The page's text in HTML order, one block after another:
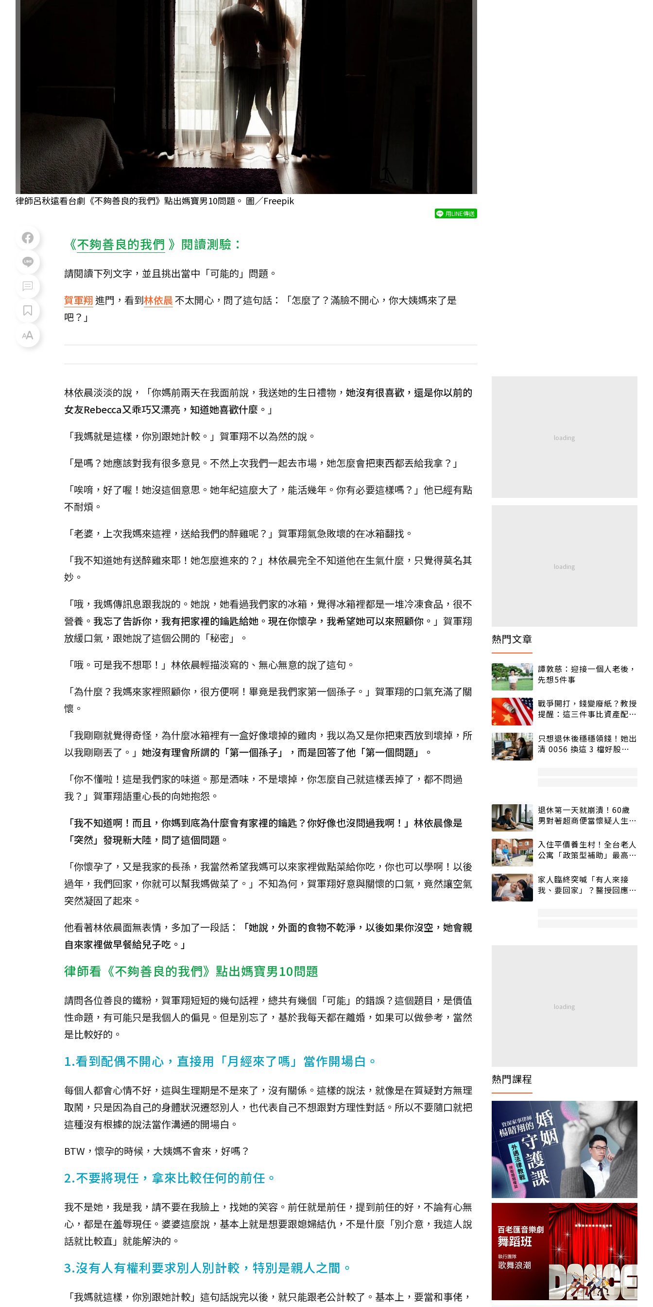
律師呂秋遠看台劇《不夠善良的我們》點出媽寶男10問題。 圖／Freepik
用LINE傳送
《不夠善良的我們 》閱讀測驗：
請閱讀下列文字，並且挑出當中「可能的」問題。
賀軍翔進門，看到林依晨不太開心，問了這句話：「怎麼了？滿臉不開心，你大姨媽來了是
吧？」
林依晨淡淡的說，「你媽前兩天在我面前說，我送她的生日禮物， 她沒有很喜歡，還是你以前的
女友Rebecca又乖巧又漂亮，知道她喜歡什麼。 」
「我媽就是這樣，你別跟她計較。」賀軍翔不以為然的說。
「是嗎？她應該對我有很多意見。不然上次我們一起去市場，她怎麼會把東西都丟給我拿？」
「唉唷，好了喔！她沒這個意思。她年紀這麼大了，能活幾年。你有必要這樣嗎？」他已經有點
不耐煩。
「老婆，上次我媽來這裡，送給我們的醉雞呢？」賀軍翔氣急敗壞的在冰箱翻找。
「我不知道她有送醉雞來耶！她怎麼進來的？」林依晨完全不知道他在生氣什麼，只覺得莫名其
妙。
「哦，我媽傳訊息跟我說的。她說，她看過我們家的冰箱，覺得冰箱裡都是一堆冷凍食品，很不
營養。 我忘了告訴你，我有把家裡的鑰匙給她。現在你懷孕，我希望她可以來照顧你。 」賀軍翔
放緩口氣，跟她說了這個公開的「秘密」。
「哦。可是我不想耶！」林依晨輕描淡寫的、無心無意的說了這句。
「為什麼？我媽來家裡照顧你，很方便啊！畢竟是我們家第一個孫子。」賀軍翔的口氣充滿了關
懷。
「我剛剛就覺得奇怪，為什麼冰箱裡有一盒好像壞掉的雞肉，我以為又是你把東西放到壞掉，所
以我剛剛丟了。」 她沒有理會所謂的「第一個孫子」，而是回答了他「第一個問題」。
「你不懂啦！這是我們家的味道。那是酒味，不是壞掉，你怎麼自己就這樣丟掉了，都不問過
我？」賀軍翔語重心長的向她抱怨。
「我不知道啊！而且，你媽到底為什麼會有家裡的鑰匙？你好像也沒問過我啊！」林依晨像是
「突然」發現新大陸，問了這個問題。
「你懷孕了，又是我家的長孫，我當然希望我媽可以來家裡做點菜給你吃，你也可以學啊！以後
過年，我們回家，你就可以幫我媽做菜了。」不知為何，賀軍翔好意與關懷的口氣，竟然讓空氣
突然凝固了起來。
他看著林依晨面無表情，多加了一段話：
「她說，外面的食物不乾淨，以後如果你沒空，她會親
自來家裡做早餐給兒子吃。」
律師看《不夠善良的我們》點出媽寶男10問題
請問各位善良的鐵粉，賀軍翔短短的幾句話裡，總共有幾個「可能」的錯誤？這個題目，是價值
性命題，有可能只是我個人的偏見。但是別忘了，基於我每天都在離婚，如果可以做參考，當然
是比較好的。
1.看到配偶不開心，直接用「月經來了嗎」當作開場白。
每個人都會心情不好，這與生理期是不是來了，沒有關係。這樣的說法，就像是在質疑對方無理
取鬧，只是因為自己的身體狀況遷怒別人，也代表自己不想跟對方理性對話。所以不要隨口就把
這種沒有根據的說法當作溝通的開場白。
BTW，懷孕的時候，大姨媽不會來，好嗎？
2.不要將現任，拿來比較任何的前任。
我不是她，我是我，請不要在我臉上，找她的笑容。前任就是前任，提到前任的好，不論有心無
心，都是在羞辱現任。婆婆這麼說，基本上就是想要跟媳婦結仇，不是什麼「別介意，我這人說
話就比較直」就能解決的。
3.沒有人有權利要求別人別計較，特別是親人之間。
「我媽就這樣，你別跟她計較」這句話說完以後，就只能跟老公計較了。基本上，要當和事佬，
熱門文章
譚敦慈：迎接一個人老後，
先想5件事
戰爭開打，錢變廢紙？教授
提醒：這三件事比資產配置
只想退休後穩穩領錢！她出
清 0056 換這 3 檔好股：
退休第一天就崩潰！60歲
男對著超商便當懷疑人生
入住平價養生村！全台老人
公寓「政策型補助」最高打
家人臨終突喊「有人來接
我、要回家」？醫授回應方
熱門課程